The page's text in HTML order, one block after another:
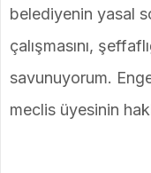
belediyenin yasal
çalışmasını,
savunuyorum.
meclis üyesinin